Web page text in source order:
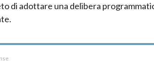
di adottare una delibera